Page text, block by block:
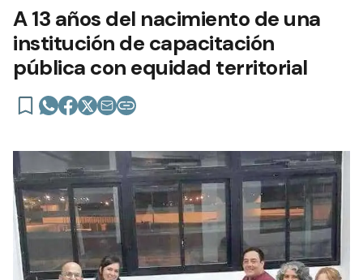
A 13 años del nacimiento de una
institución de capacitación
pública con equidad territorial